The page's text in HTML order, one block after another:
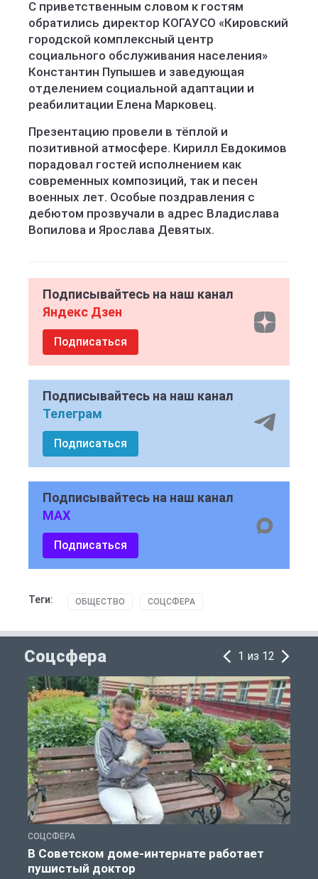
С приветственным словом к гостям
обратились директор КОГАУСО «Кировский
городской комплексный центр
социального обслуживания населения»
Константин Пупышев и заведующая
отделением социальной адаптации и
реабилитации Елена Марковец.
Презентацию провели в тёплой и
позитивной атмосфере. Кирилл Евдокимов
порадовал гостей исполнением как
современных композиций, так и песен
военных лет. Особые поздравления с
дебютом прозвучали в адрес Владислава
Вопилова и Ярослава Девятых.
Подписывайтесь на наш канал
Яндекс Дзен
Подписаться
Подписывайтесь на наш канал
Телеграм
Подписаться
Подписывайтесь на наш канал
MAX
Подписаться
Теги: ОБЩЕСТВО СОЦСФЕРА
Соцсфера 1 из 12
СОЦСФЕРА
В Советском доме-интернате работает
пушистый доктор